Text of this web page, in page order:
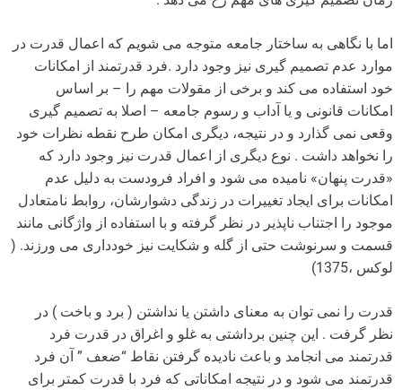
اما با نگاهی به ساختار جامعه متوجه می شویم که اعمال قدرت در
موارد عدم تصمیم گیری نیز وجود دارد .فرد قدرتمند از امکانات
خود استفاده می کند و برخی از مقولات مهم را – بر اساس
امکانات قانونی و یا آداب و رسوم جامعه – اصلا به تصمیم گیری
وقعی نمی گذارد و در نتیجه، دیگری امکان طرح نقطه نظرات خود
را نخواهد داشت . نوع دیگری از اعمال قدرت نیز وجود دارد که
«قدرت پنهان» نامیده می شود و افراد فرودست به دلیل عدم
امکانات برای ایجاد تغییرات در زندگی دشوارشان، روابط نامتعادل
موجود را اجتناب ناپذیر در نظر گرفته و با استفاده از واژگانی مانند
قسمت و سرنوشت حتی از گله و شکایت نیز خودداری می ورزند. (
لوکس ،1375)
قدرت را نمی توان به معنای داشتن یا نداشتن ( برد و باخت ) در
نظر گرفت . این چنین برداشتی به غلو و اغراق در قدرت فرد
قدرتمند می انجامد و باعث نادیده گرفتن نقاط “ضعف ” آن فرد
قدرتمند می شود و در نتیجه امکاناتی که فرد با قدرت کمتر برای